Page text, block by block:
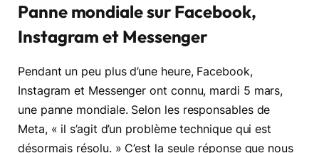
Panne mondiale sur Facebook,
Instagram et Messenger
Pendant un peu plus d’une heure, Facebook,
Instagram et Messenger ont connu, mardi 5 mars,
une panne mondiale. Selon les responsables de
Meta, « il s’agit d’un problème technique qui est
désormais résolu. » C’est la seule réponse que nous